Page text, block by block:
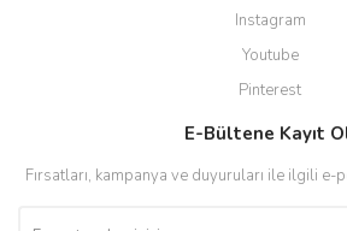
Instagram
Youtube
Pinterest
E-Bültene Kayıt
Fırsatları, kampanya ve duyuruları ile ilgili e-